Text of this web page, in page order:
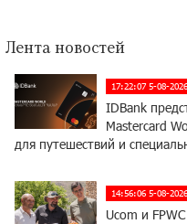
Лента новостей
17:22:07 5-08-2026
IDBank
Mastercard
для путешествий и
14:56:06 5-08-2026
Ucom и